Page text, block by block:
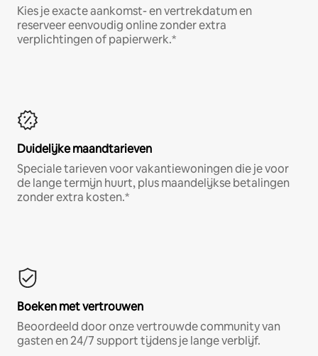
Kies je exacte aankomst- en vertrekdatum en
reserveer eenvoudig online zonder extra
verplichtingen of papierwerk.*
Duidelijke maandtarieven
Speciale tarieven voor vakantiewoningen die je voor
de lange termijn huurt, plus maandelijkse betalingen
zonder extra kosten.*
Boeken met vertrouwen
Beoordeeld door onze vertrouwde community van
gasten en 24/7 support tijdens je lange verblijf.